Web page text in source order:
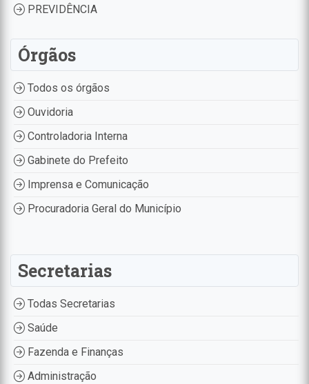
PREVIDÊNCIA
Órgãos
Todos os órgãos
Ouvidoria
Controladoria Interna
Gabinete do Prefeito
Imprensa e Comunicação
Procuradoria Geral do Município
Secretarias
Todas Secretarias
Saúde
Fazenda e Finanças
Administração